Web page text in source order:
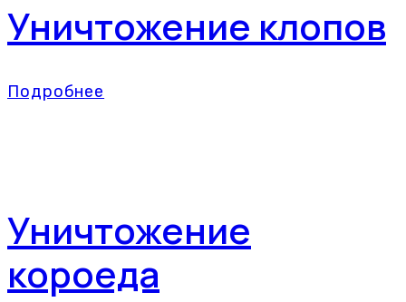
Уничтожение клопов
Подробнее
Уничтожение
короеда